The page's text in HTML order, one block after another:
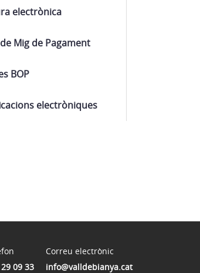
electrònica
Mig de Pagament
BOP
electròniques
09 33
Correu electrònic
info@valldebianya.cat